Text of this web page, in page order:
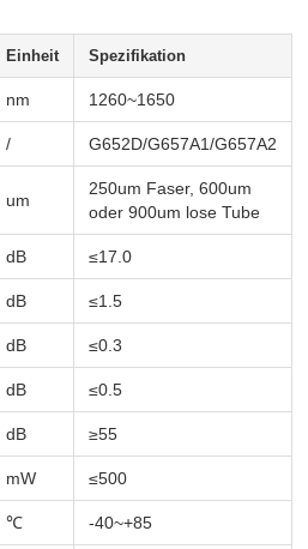
Einheit Spezifikation
nm 1260~1650
/ G652D/G657A1/G657A2
um
250um Faser, 600um
oder 900um lose Tube
dB ≤17.0
dB ≤1.5
dB ≤0.3
dB ≤0.5
dB ≥55
mW ≤500
℃ -40~+85